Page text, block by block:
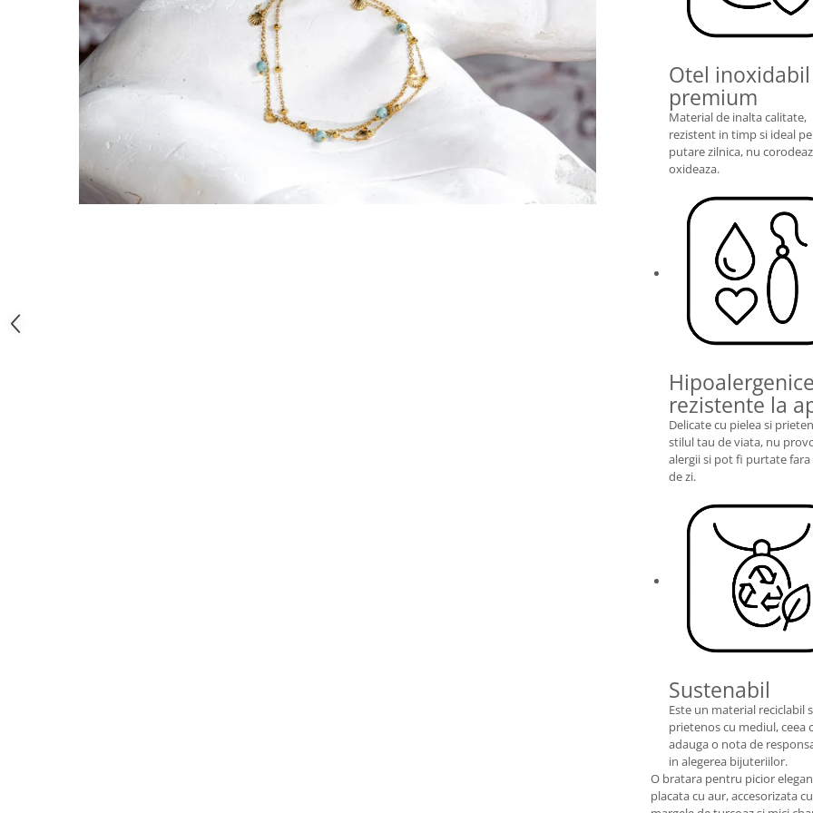
Otel inoxidabil
premium
Material de inalta calitate,
rezistent in timp si ideal
putare zilnica, nu
oxideaza.
rezistente la
Delicate cu pielea si
stilul tau de viata, nu
alergii si pot fi purtate fara
de zi.
Sustenabil
Este un material reciclabil
prietenos cu mediul, ceea
adauga o nota de
in alegerea bijuteriilor.
O bratara pentru picior
placata cu aur, accesorizata cu